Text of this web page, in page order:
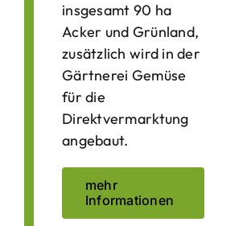
insgesamt 90 ha
Acker und Grünland,
zusätzlich wird in der
Gärtnerei Gemüse
für die
Direktvermarktung
angebaut.
mehr
Informationen